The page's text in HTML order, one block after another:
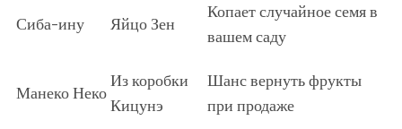
Сиба-ину Яйцо Зен
Копает случайное семя в
вашем саду
Манеко Неко
Из коробки
Кицунэ
Шанс вернуть фрукты
при продаже